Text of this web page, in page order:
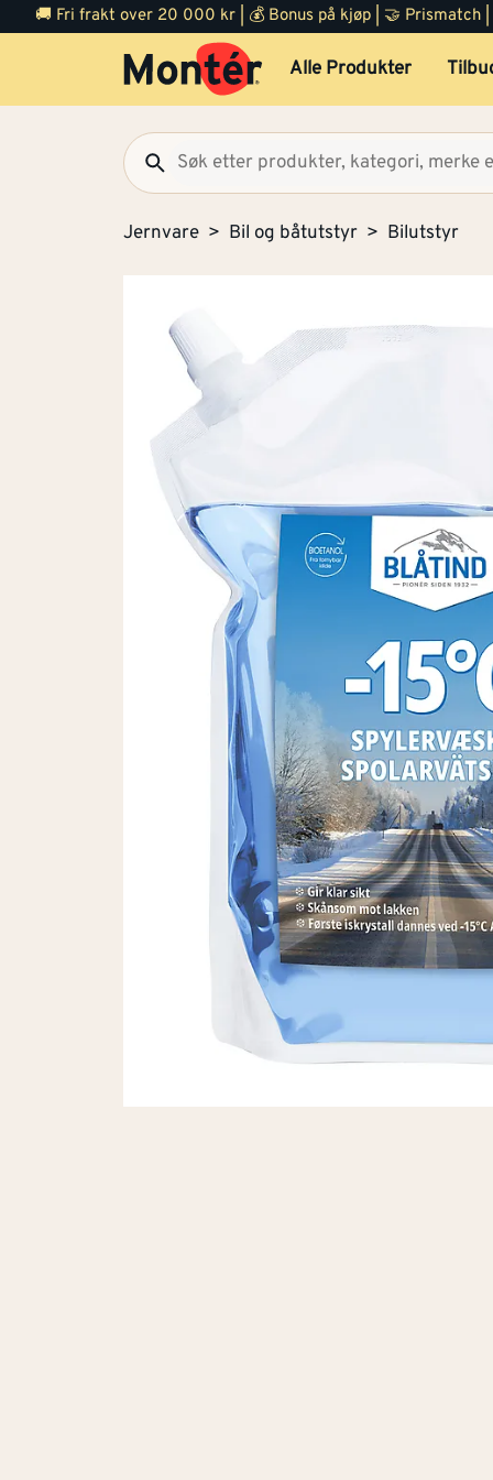
🚚 Fri frakt over 20 000 kr | 💰 Bonus på kjøp | 🤝 Prismatch
Alle Produkter
Jernvare Bil og båtutstyr Bilutstyr